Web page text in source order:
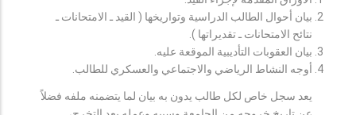
بيان أحوال الطالب الدراسية وتواريخها ( القيد ـ الامتحانات ـ
نتائح الامتحانات ـ تقديراتها ).
بيان العقوبات التأديبية الموقعة عليه.
أوجه النشاط الرياضي والاجتماعي والعسكري للطالب.
يعد سجل خاص لكل طالب يدون به بيان لما يتضمنه ملفه فضلاً